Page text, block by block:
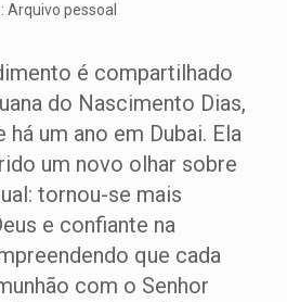
Arquivo pessoal
é compartilhado
do Nascimento Dias,
há um ano em Dubai. Ela
um novo olhar sobre
tornou-se mais
e confiante na
que cada
com o Senhor